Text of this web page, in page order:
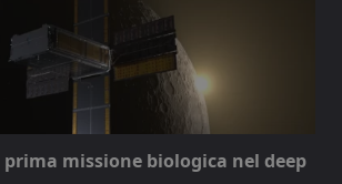
missione biologica nel deep